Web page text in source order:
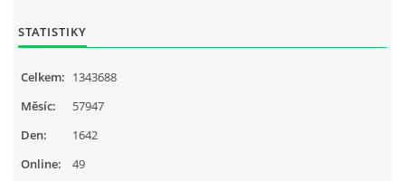
STATISTIKY
Online: 49
Celkem: 1343688
Měsíc:
57947
Den:
1642